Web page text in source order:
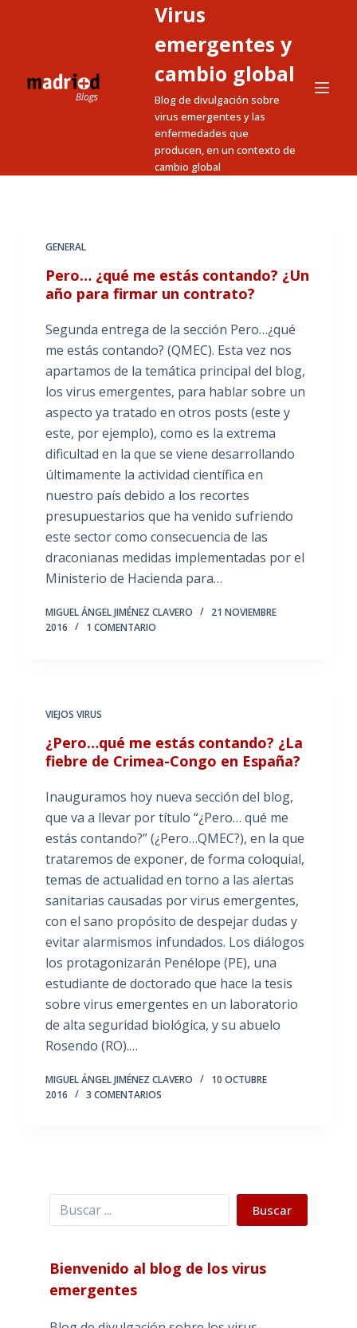
Virus
emergentes y
cambio global
Blog de divulgación sobre
virus emergentes y las
enfermedades que
producen, en un contexto de
cambio global
GENERAL
Pero… ¿qué me estás contando? ¿Un
año para firmar un contrato?
Segunda entrega de la sección Pero…¿qué
me estás contando? (QMEC). Esta vez nos
apartamos de la temática principal del blog,
los virus emergentes, para hablar sobre un
aspecto ya tratado en otros posts (este y
este, por ejemplo), como es la extrema
dificultad en la que se viene desarrollando
últimamente la actividad científica en
nuestro país debido a los recortes
presupuestarios que ha venido sufriendo
este sector como consecuencia de las
draconianas medidas implementadas por el
Ministerio de Hacienda para…
MIGUEL ÁNGEL JIMÉNEZ CLAVERO
21 NOVIEMBRE
2016
1 COMENTARIO
VIEJOS VIRUS
¿Pero…qué me estás contando? ¿La
fiebre de Crimea-Congo en España?
Inauguramos hoy nueva sección del blog,
que va a llevar por título “¿Pero… qué me
estás contando?” (¿Pero…QMEC?), en la que
trataremos de exponer, de forma coloquial,
temas de actualidad en torno a las alertas
sanitarias causadas por virus emergentes,
con el sano propósito de despejar dudas y
evitar alarmismos infundados. Los diálogos
los protagonizarán Penélope (PE), una
estudiante de doctorado que hace la tesis
sobre virus emergentes en un laboratorio
de alta seguridad biológica, y su abuelo
Rosendo (RO).…
MIGUEL ÁNGEL JIMÉNEZ CLAVERO
10 OCTUBRE
2016
3 COMENTARIOS
Buscar Buscar
Bienvenido al blog de los virus
emergentes